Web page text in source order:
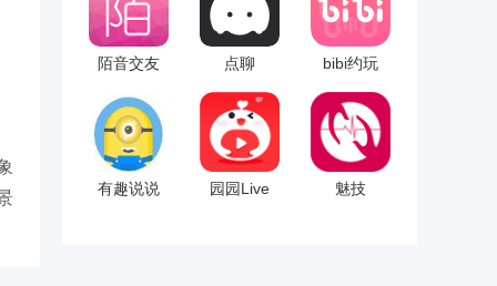
陌音交友 点聊 bibi约玩
有趣说说 园园Live 魅技